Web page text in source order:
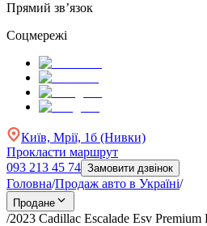
Прямий зв’язок
Соцмережі
Київ, Мрії, 1б (Нивки)
Прокласти маршрут
093 213 45 74 Замовити дзвінок
Головна/Продаж авто в Україні/
Продане
/2023 Cadillac Escalade Esv